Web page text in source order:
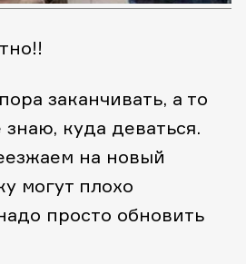
заканчивать, а то
куда деваться.
на новый
могут плохо
просто обновить